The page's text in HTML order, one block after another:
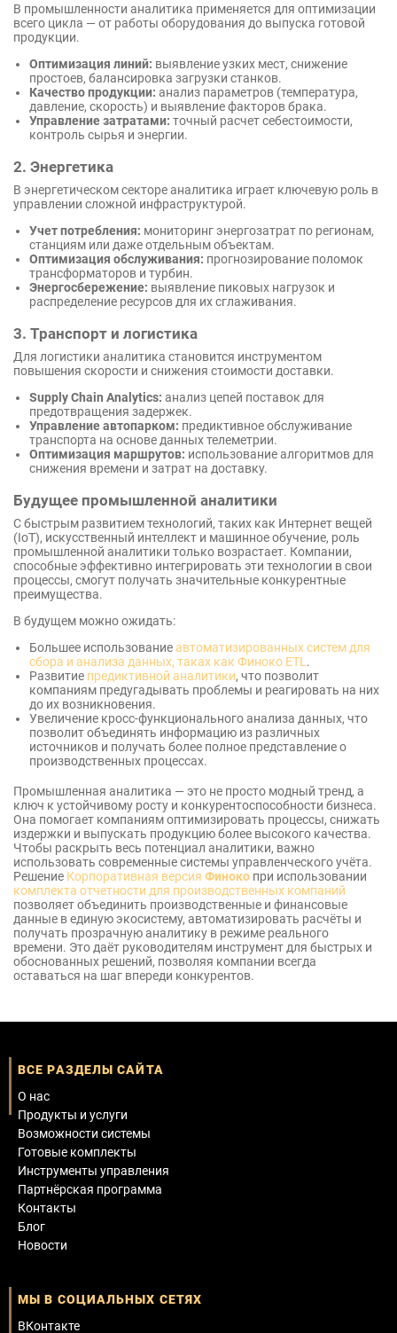
В промышленности аналитика применяется для оптимизации
всего цикла — от работы оборудования до выпуска готовой
продукции.
Оптимизация линий: выявление узких мест, снижение
простоев, балансировка загрузки станков.
Качество продукции: анализ параметров (температура,
давление, скорость) и выявление факторов брака.
Управление затратами: точный расчет себестоимости,
контроль сырья и энергии.
2. Энергетика
В энергетическом секторе аналитика играет ключевую роль в
управлении сложной инфраструктурой.
Учет потребления: мониторинг энергозатрат по регионам,
станциям или даже отдельным объектам.
Оптимизация обслуживания: прогнозирование поломок
трансформаторов и турбин.
Энергосбережение: выявление пиковых нагрузок и
распределение ресурсов для их сглаживания.
3. Транспорт и логистика
Для логистики аналитика становится инструментом
повышения скорости и снижения стоимости доставки.
Supply Chain Analytics: анализ цепей поставок для
предотвращения задержек.
Управление автопарком: предиктивное обслуживание
транспорта на основе данных телеметрии.
Оптимизация маршрутов: использование алгоритмов для
снижения времени и затрат на доставку.
Будущее промышленной аналитики
С быстрым развитием технологий, таких как Интернет вещей
(IoT), искусственный интеллект и машинное обучение, роль
промышленной аналитики только возрастает. Компании,
способные эффективно интегрировать эти технологии в свои
процессы, смогут получать значительные конкурентные
преимущества.
В будущем можно ожидать:
Большее использованиеавтоматизированных систем для
сбора и анализа данных, таках как Финоко ETL .
Развитие предиктивной аналитики, что позволит
компаниям предугадывать проблемы и реагировать на них
до их возникновения.
Увеличение кросс-функционального анализа данных, что
позволит объединять информацию из различных
источников и получать более полное представление о
производственных процессах.
Промышленная аналитика — это не просто модный тренд, а
ключ к устойчивому росту и конкурентоспособности бизнеса.
Она помогает компаниям оптимизировать процессы, снижать
издержки и выпускать продукцию более высокого качества.
Чтобы раскрыть весь потенциал аналитики, важно
использовать современные системы управленческого учёта.
Решение Корпоративная версия Финоко при использовании
комплекта отчетности для производственных компаний
позволяет объединить производственные и финансовые
данные в единую экосистему, автоматизировать расчёты и
получать прозрачную аналитику в режиме реального
времени. Это даёт руководителям инструмент для быстрых и
обоснованных решений, позволяя компании всегда
оставаться на шаг впереди конкурентов.
ВСЕ РАЗДЕЛЫ САЙТА
О нас
Продукты и услуги
Возможности системы
Готовые комплекты
Инструменты управления
Партнёрская программа
Контакты
Блог
Новости
МЫ В СОЦИАЛЬНЫХ СЕТЯХ
ВКонтакте